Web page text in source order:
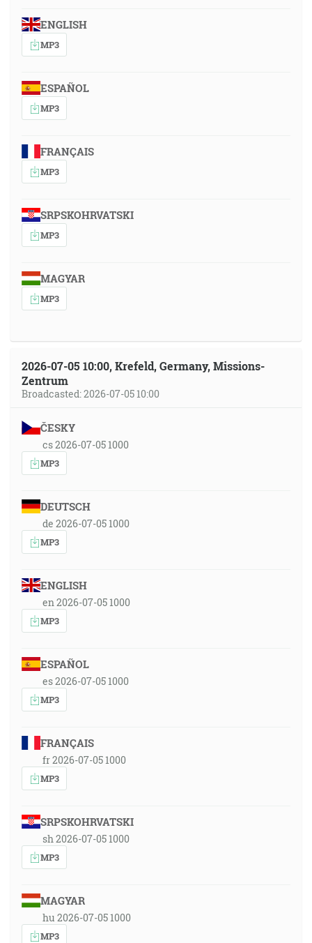
ENGLISH
MP3
ESPAÑOL
MP3
FRANÇAIS
MP3
SRPSKOHRVATSKI
MP3
MAGYAR
MP3
2026-07-05 10:00, Krefeld, Germany, Missions-
Zentrum
Broadcasted: 2026-07-05 10:00
ČESKY
cs 2026-07-05 1000
MP3
DEUTSCH
de 2026-07-05 1000
MP3
ENGLISH
en 2026-07-05 1000
MP3
ESPAÑOL
es 2026-07-05 1000
MP3
FRANÇAIS
fr 2026-07-05 1000
MP3
SRPSKOHRVATSKI
sh 2026-07-05 1000
MP3
MAGYAR
hu 2026-07-05 1000
MP3